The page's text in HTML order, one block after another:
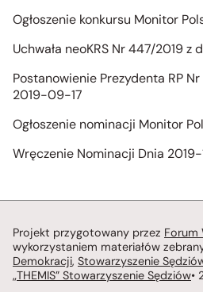
Ogłoszenie konkursu Monitor
Uchwała neoKRS Nr 447/2019
Postanowienie Prezydenta RP Nr
2019-09-17
Ogłoszenie nominacji Monitor
Wręczenie Nominacji Dnia
Projekt przygotowany przez Forum
wykorzystaniem materiałów
Demokracji, Stowarzyszenie
„THEMIS” Stowarzyszenie Sędziów•